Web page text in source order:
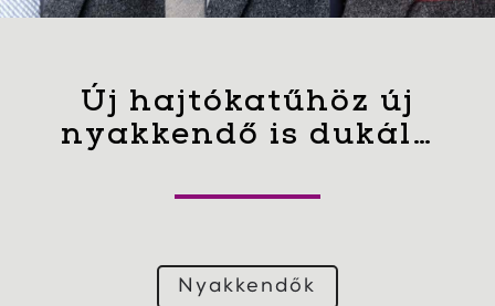
Új hajtókatűhöz új
nyakkendő is dukál…
Nyakkendők